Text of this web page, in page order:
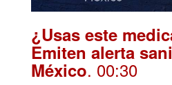
¿Usas este
Emiten alerta
México. 00:30